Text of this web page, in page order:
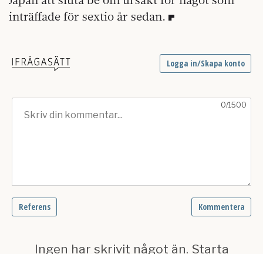
inträffade för sextio år sedan.